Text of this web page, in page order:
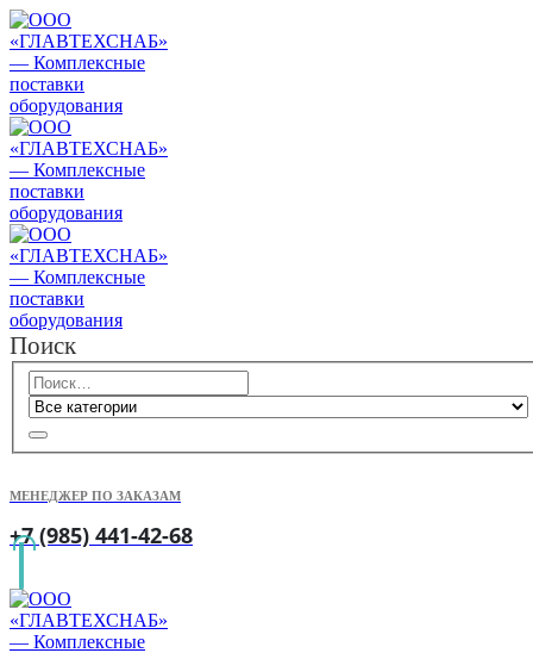
Поиск
МЕНЕДЖЕР ПО ЗАКАЗАМ
+7 (985) 441-42-68